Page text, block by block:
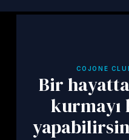
COJONE
Bir
kurmayı